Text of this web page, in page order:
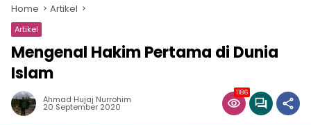
Home Artikel
Artikel
Mengenal Hakim Pertama di Dunia
Islam
Ahmad Hujaj Nurrohim
20 September 2020
1186